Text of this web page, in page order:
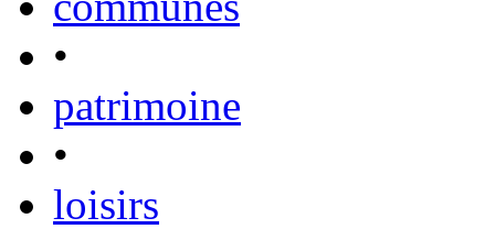
•
patrimoine
•
loisirs